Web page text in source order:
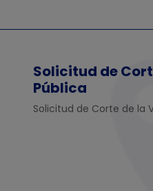
Solicitud de
Pública
Solicitud de Corte de la